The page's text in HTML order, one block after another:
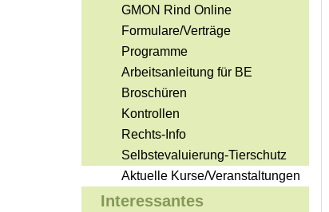
GMON Rind Online
Formulare/Verträge
Programme
Arbeitsanleitung für BE
Broschüren
Kontrollen
Rechts-Info
Selbstevaluierung-Tierschutz
Aktuelle Kurse/Veranstaltungen
Interessantes